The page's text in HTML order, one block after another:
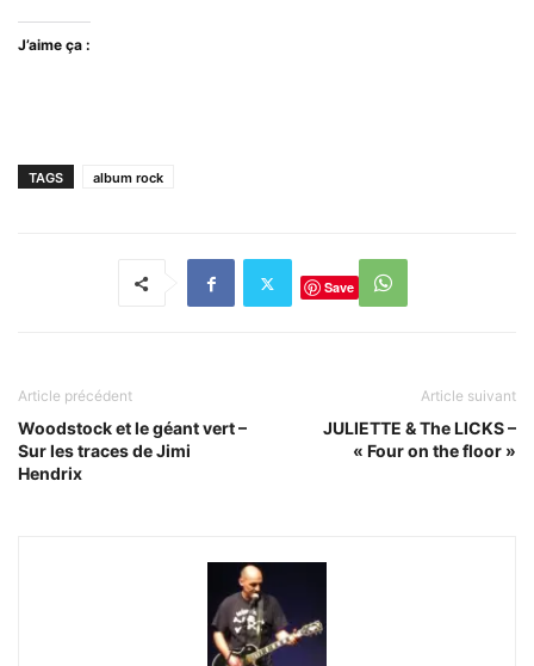
J’aime ça :
TAGS album rock
Save
Article précédent
Woodstock et le géant vert –
Sur les traces de Jimi
Hendrix
Article suivant
JULIETTE & The LICKS –
« Four on the floor »